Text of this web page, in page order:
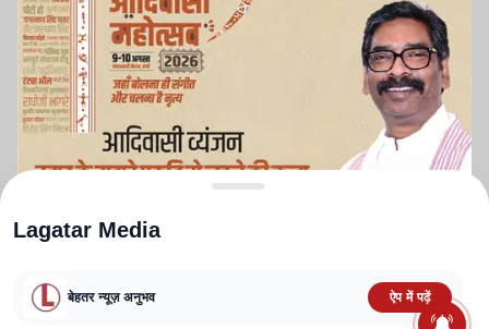
Lagatar Media
बेहतर न्यूज़ अनुभव ऐप में पढ़ें